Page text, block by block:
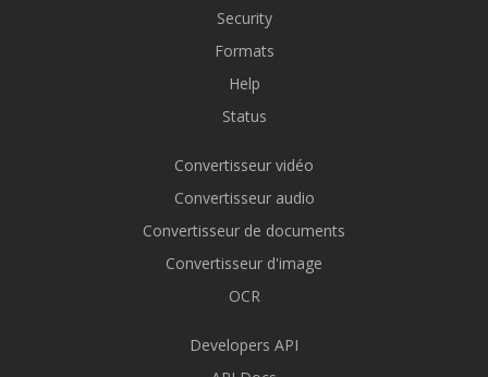
Security
Formats
Help
Status
Convertisseur vidéo
Convertisseur audio
Convertisseur de documents
Convertisseur d'image
OCR
Developers API